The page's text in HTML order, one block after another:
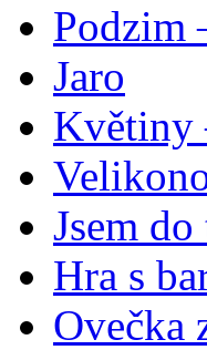
Podzim
Jaro
Květiny
Jsem do
Hra s
Ovečka